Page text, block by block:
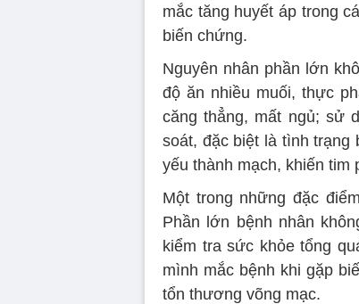
mắc tăng huyết áp trong
biến chứng.
Nguyên nhân phần lớn
độ ăn nhiều muối, thực
căng thẳng, mất ngủ; sử
soát, đặc biệt là tình trạng
yếu thành mạch, khiến tim
Một trong những đặc
Phần lớn bệnh nhân
kiểm tra sức khỏe tổng
mình mắc bệnh khi gặp
tổn thương võng mạc.